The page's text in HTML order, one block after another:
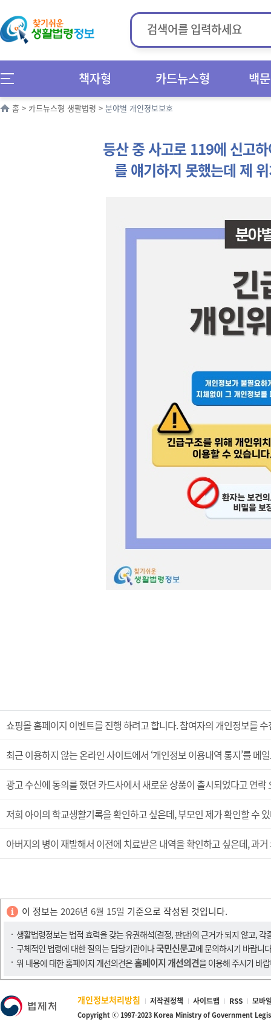
책자형 카드뉴스형 백
홈 > 카드뉴스형 생활법령 > 분야별 개인정보보호
등산 중 사고로 119에 신고
를 얘기하지 못했는데 제
쇼핑몰 홈페이지 이벤트를 진행 하려고 합니다. 참여자의 개인정보를
광고 수신에 동의를 했던 카드사에서 새로운 상품이 출시되었다고 연
저희 아이의 학교생활기록을 확인하고 싶은데, 부모인 제가 확인할 수
아버지의 병이 재발해서 이전에 치료받은 내역을 확인하고 싶은데, 과
이 정보는 2026년 6월 15일 기준으로 작성된 것입니다.
생활법령정보는 법적 효력을 갖는 유권해석(결정, 판단)의 근거가 되지 않고,
구체적인 법령에 대한 질의는 담당기관이나국민신문고에 문의하시기 바랍니
위 내용에 대한 홈페이지 개선의견은홈페이지 개선의견을 이용해 주시기 바
개인정보처리방침 저작권정책 사이트맵 RSS 모바
Copyright ⓒ 1997-2023 Korea Ministry of Government